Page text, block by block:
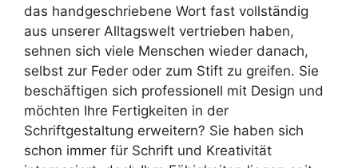
das handgeschriebene Wort fast vollständig
aus unserer Alltagswelt vertrieben haben,
sehnen sich viele Menschen wieder danach,
selbst zur Feder oder zum Stift zu greifen. Sie
beschäftigen sich professionell mit Design und
möchten Ihre Fertigkeiten in der
Schriftgestaltung erweitern? Sie haben sich
schon immer für Schrift und Kreativität